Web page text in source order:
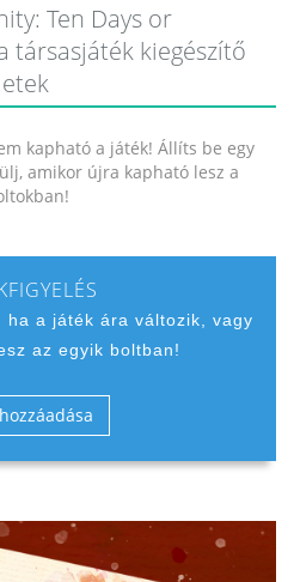
Ten Days or
társasjáték kiegészítő
kapható a játék! Állíts be egy
amikor újra kapható lesz a
ha a játék ára változik, vagy
az egyik boltban!